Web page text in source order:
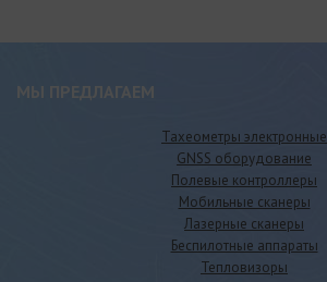
МЫ ПРЕДЛАГАЕМ
Тахеометры электронные
GNSS оборудование
Полевые контроллеры
Мобильные сканеры
Лазерные сканеры
Беспилотные аппараты
Тепловизоры